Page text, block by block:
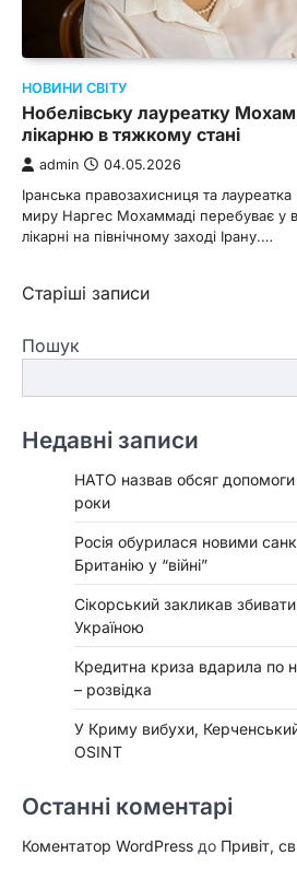
НОВИНИ СВІТУ
Нобелівську лауреатку
лікарню в тяжкому стані
admin 04.05.2026
Іранська правозахисниця та лауреатка
миру Наргес Мохаммаді перебуває у
лікарні на північному заході Ірану.…
Навігація
записами
Старіші записи
Пошук
Недавні записи
НАТО назвав обсяг
роки
Росія обурилася новими
Британію у “війні”
Сікорський закликав
Україною
Кредитна криза вдарила по
– розвідка
У Криму вибухи,
OSINT
Останні коментарі
Коментатор WordPress до Привіт,